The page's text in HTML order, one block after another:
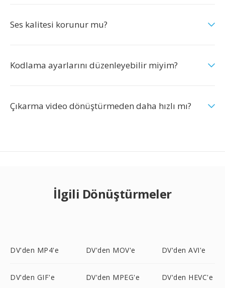
Ses kalitesi korunur mu?
Kodlama ayarlarını düzenleyebilir miyim?
Çıkarma video dönüştürmeden daha hızlı mı?
İlgili Dönüştürmeler
DV'den MP4'e DV'den MOV'e DV'den AVI'e
DV'den GIF'e DV'den MPEG'e DV'den HEVC'e